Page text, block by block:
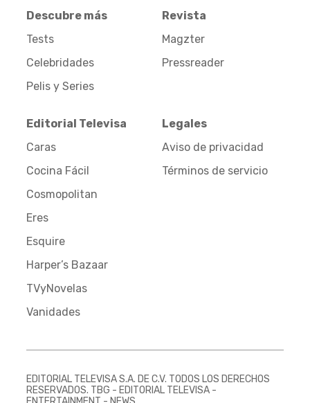
Descubre más
Tests
Celebridades
Pelis y Series
Revista
Magzter
Pressreader
Editorial Televisa
Caras
Cocina Fácil
Cosmopolitan
Eres
Esquire
Harper’s Bazaar
TVyNovelas
Vanidades
Legales
Aviso de privacidad
Términos de servicio
EDITORIAL TELEVISA S.A. DE C.V. TODOS LOS DERECHOS
RESERVADOS. TBG - EDITORIAL TELEVISA -